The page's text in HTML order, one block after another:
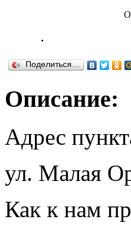
.
Поделиться…
Описание:
Адрес
ул. Малая
Как к нам